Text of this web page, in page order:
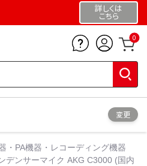
詳しくは
こちら
0
変更
・PA機器・レコーディング機器
デンサーマイク AKG C3000 (国内